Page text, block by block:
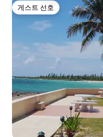
게스트 선호
게스트 선호